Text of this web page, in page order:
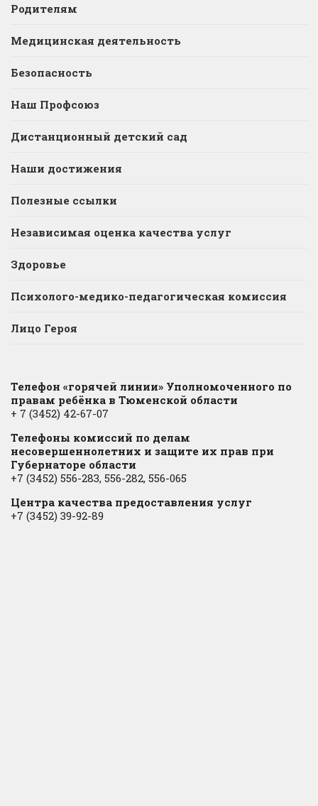
Родителям
Медицинская деятельность
Безопасность
Наш Профсоюз
Дистанционный детский сад
Наши достижения
Полезные ссылки
Независимая оценка качества услуг
Здоровье
Психолого-медико-педагогическая комиссия
Лицо Героя
Телефон «горячей линии» Уполномоченного по
правам ребёнка в Тюменской области
+ 7 (3452) 42-67-07
Телефоны комиссий по делам
несовершеннолетних и защите их прав при
Губернаторе области
+7 (3452) 556-283, 556-282, 556-065
Центра качества предоставления услуг
+7 (3452) 39-92-89